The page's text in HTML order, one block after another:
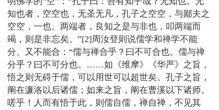
知也者，空空也，无圣无凡，孔子之空空，与鄙夫之
空空，一也。两端者，良知之是与非也，叩两端而
竭，则是非忘矣。”[2]周汝登则说儒学和禅学不能
分、又不能合：“儒与禅合乎？曰不可合也。儒与禅
分乎？曰不可分也。……如《维摩》《华严》之旨，
悟之则无碍于儒，可以用世可以超世矣。孔子之旨，
阐在濂洛以后诸儒；如来之旨，阐在曹溪以下诸师。
嗟乎！人而有悟于此，则儒自儒，禅自禅，不见其